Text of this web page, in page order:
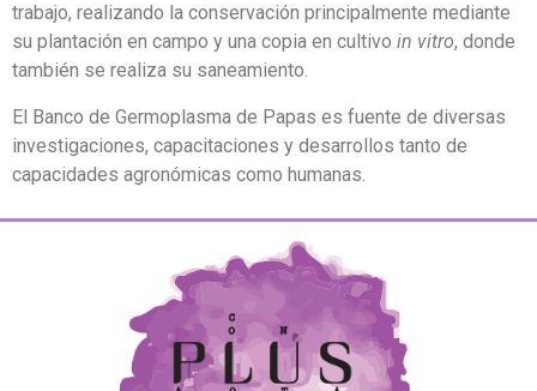
trabajo, realizando la conservación principalmente mediante
su plantación en campo y una copia en cultivo in vitro, donde
también se realiza su saneamiento.
El Banco de Germoplasma de Papas es fuente de diversas
investigaciones, capacitaciones y desarrollos tanto de
capacidades agronómicas como humanas.